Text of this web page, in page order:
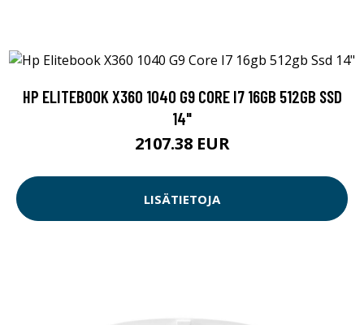
HP ELITEBOOK X360 1040 G9 CORE I7 16GB 512GB SSD
14"
2107.38 EUR
LISÄTIETOJA